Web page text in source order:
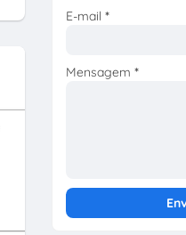
E-mail *
Mensagem *